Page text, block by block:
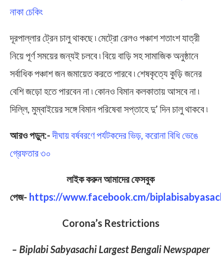
নাকা চেকিং
দূরপাল্লার ট্রেন চালু থাকছে ৷ মেট্রো রেলও পঞ্চাশ শতাংশ যাত্রী
নিয়ে পূর্ণ সময়ের জন্যই চলবে ৷ বিয়ে বাড়ি সহ সামাজিক অনুষ্ঠানে
সর্বাধিক পঞ্চাশ জন জমায়েত করতে পারবে ৷ শেষকৃত্যে কুড়ি জনের
বেশি জড়ো হতে পারবেন না ৷ কোনও বিমান কলকাতায় আসবে না ৷
দিল্লি, মুম্বাইয়ের সঙ্গে বিমান পরিষেবা সপ্তাহে দু’ দিন চালু থাকবে ৷
আরও পড়ুন:- দীঘায় বর্ষবরণে পর্যটকদের ভিড়, করোনা বিধি ভেঙে
গ্রেফতার ৩০
লাইক করুন আমাদের ফেসবুক
পেজ- https://www.facebook.cm/
Corona’s Restrictions
– Biplabi Sabyasachi Largest Bengali Newspaper